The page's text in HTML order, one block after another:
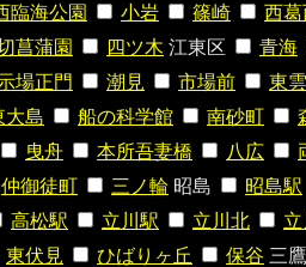
臨海公園 小岩 篠崎 西葛
菖蒲園 四ツ木 江東区 青海
場正門 潮見 市場前 東雲
大島 船の科学館 南砂町
曳舟 本所吾妻橋 八広
仲御徒町 三ノ輪 昭島 昭島駅
高松駅 立川駅 立川北
東伏見 ひばりヶ丘 保谷 三鷹